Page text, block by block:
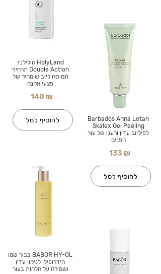
HolyLand הולילנד
Double Action תרחיף
תמיסה לייבוש מהיר של
פצעי אקנה
140 ₪
להוסיף לסל
BABOR HY-OL בבור שמן
הידרופילי לניקוי עדין
ושמירה על הלחות בעור
Barbados Anna Lotan
Skalex Gel Peeling
לפילינג עדין ורענן של עור
הפנים
133 ₪
להוסיף לסל